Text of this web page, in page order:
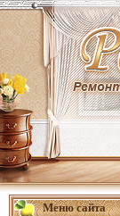
Меню сайта